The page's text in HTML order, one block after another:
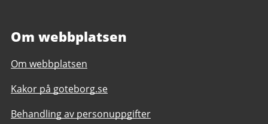
Om webbplatsen
Om webbplatsen
Kakor på goteborg.se
Behandling av personuppgifter